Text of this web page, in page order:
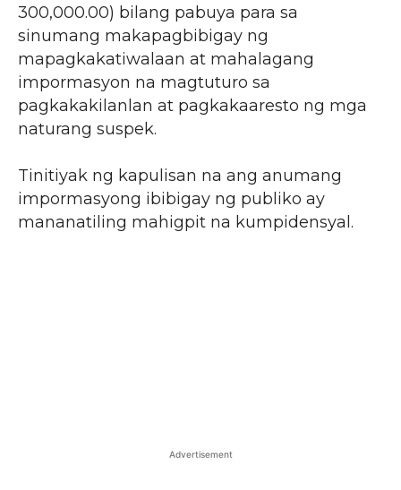
300,000.00) bilang pabuya para sa
sinumang makapagbibigay ng
mapagkakatiwalaan at mahalagang
impormasyon na magtuturo sa
pagkakakilanlan at pagkakaaresto ng mga
naturang suspek.
Tinitiyak ng kapulisan na ang anumang
impormasyong ibibigay ng publiko ay
mananatiling mahigpit na kumpidensyal.
Advertisement